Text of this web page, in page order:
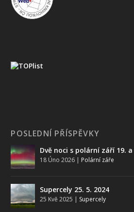
POSLEDNÍ PŘÍSPĚVKY
Dvě noci s polární září 19.
18 Úno 2026 | Polární záře
Supercely 25. 5. 2024
25 Kvě 2025 | Supercely